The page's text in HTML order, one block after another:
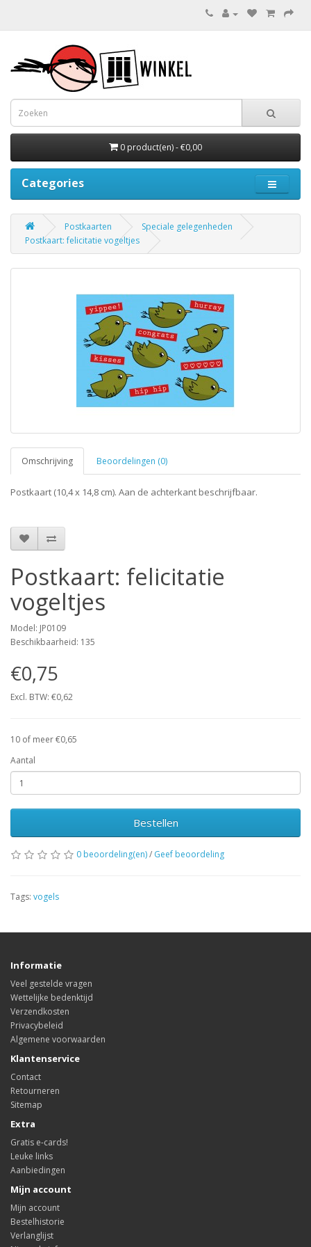
0 product(en) - €0,00
Categories
Postkaarten
Speciale gelegenheden
Postkaart: felicitatie vogeltjes
Omschrijving Beoordelingen (0)
Postkaart (10,4 x 14,8 cm). Aan de achterkant beschrijfbaar.
Postkaart: felicitatie
vogeltjes
Model: JP0109
Beschikbaarheid: 135
€0,75
Excl. BTW: €0,62
10 of meer €0,65
Aantal
Bestellen
0 beoordeling(en)/ Geef beoordeling
Tags: vogels
Informatie
Veel gestelde vragen
Wettelijke bedenktijd
Verzendkosten
Privacybeleid
Algemene voorwaarden
Klantenservice
Contact
Retourneren
Sitemap
Extra
Gratis e-cards!
Leuke links
Aanbiedingen
Mijn account
Mijn account
Bestelhistorie
Verlanglijst